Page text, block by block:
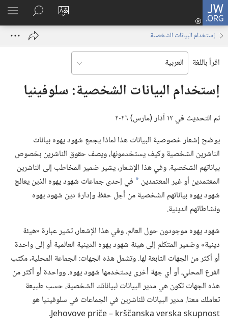
JW.ORG
تغيير
الموقع
تسجيل
الدخول
نافذة
البحث
في
JW.‎ORG
إستخدام البيانات الشخصية
اقرأ باللغة
إستخدام البيانات الشخصية:‏ سلوفينيا
تم التحديث في ١٢ آذار (‏مارس)‏ ٢٠٢٦
يوضح إشعار خصوصية البيانات هذا لماذا يجمع شهود يهوه بيانات
الناشرين الشخصية وكيف يستخدمونها،‏ ويصف حقوق الناشرين بخصوص
بياناتهم الشخصية.‏ وفي هذا الإشعار،‏ يشير ضمير المخاطب إلى الناشرين
المعتمدين أو غير المعتمدين a في إحدى جماعات شهود يهوه الذين يعالج
شهود يهوه بياناتهم الشخصية من أجل حفظ وإدارة دين شهود يهوه
ونشاطاتهم الدينية.‏
شهود يهوه موجودون حول العالم.‏ وفي هذا الإشعار،‏ تشير عبارة «هيئة
دينية» وضمير المتكلم إلى هيئة شهود يهوه الدينية العالمية أو إلى واحدة
أو أكثر من الجهات التابعة لها.‏ وتشمل هذه الجهات:‏ الجماعة المحلية،‏ مكتب
الفرع المحلي،‏ أو أي جهة أخرى يستخدمها شهود يهوه.‏ وواحدة أو أكثر من
هذه الجهات تكون هي مدير البيانات لبياناتك الشخصية،‏ حسب طبيعة
تعاملك معنا.‏ مدير البيانات للناشرين في الجماعات في سلوفينيا هو
Jehovove priče – krščanska verska skupnost
‏.‏